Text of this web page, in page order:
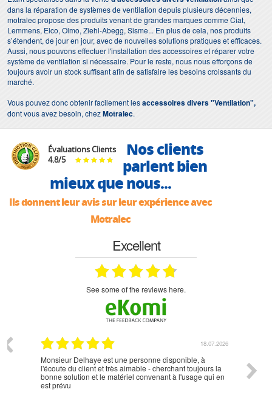
dans la réparation de systèmes de ventilation depuis plusieurs décennies,
motralec propose des produits venant de grandes marques comme Ciat,
Lemmens, Elco, Olmo, Ziehl-Abegg, Sisme... En plus de cela, nos produits
s’étendent, de jour en jour, avec de nouvelles solutions pratiques et efficaces.
Aussi, nous pouvons effectuer l'installation des accessoires et réparer votre
système de ventilation si nécessaire. Pour le reste, nous nous efforçons de
toujours avoir un stock suffisant afin de satisfaire les besoins croissants du
marché.
Vous pouvez donc obtenir facilement lesaccessoires divers "Ventilation",
dont vous avez besoin, chezMotralec.
Évaluations Clients
4.8/5
Nos clients
parlent bien
mieux que nous...
Ils donnent leur avis sur leur expérience avec
Motralec
Excellent
see some of the reviews here.
18.07.2026
Monsieur Delhaye est une personne disponible, à
l'écoute du client et très aimable - cherchant toujours la
bonne solution et le matériel convenant à l'usage qui en
est prévu